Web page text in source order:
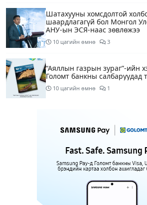
Шатахууны хомсдолтой
шаардлагагүй бол Монгол
АНУ-ын ЭСЯ-наас зөвлөжээ
10 цагийн өмнө 3
“Аяллын газрын зураг”-ийн
Голомт банкны салбаруудад
10 цагийн өмнө 1
дарга Б.Пүрэвдагвыг
анхаарахыг үүрэг болголоо
Бүх шатанд хэмнэлтийн
наадам, зөвлөгөөн, гадаад